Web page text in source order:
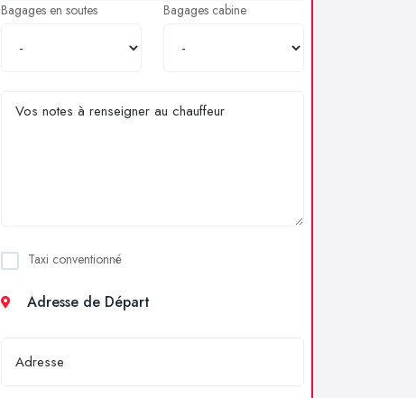
Bagages en soutes Bagages cabine
Taxi conventionné
Adresse de Départ